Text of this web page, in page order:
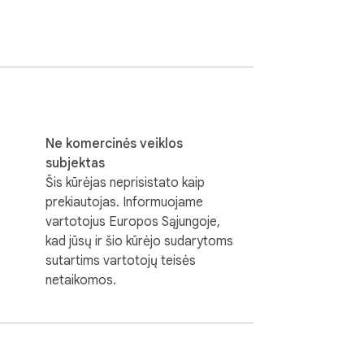
when you open a new tab page. When
Ne komercinės veiklos
subjektas
Šis kūrėjas neprisistato kaip
prekiautojas. Informuojame
vartotojus Europos Sąjungoje,
kad jūsų ir šio kūrėjo sudarytoms
sutartims vartotojų teisės
netaikomos.